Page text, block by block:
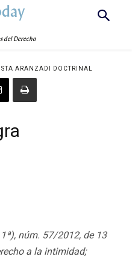
del Derecho
ARANZADI DOCTRINAL
núm. 57/2012, de 13
a la intimidad;